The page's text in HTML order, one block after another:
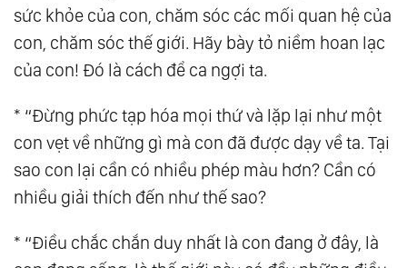
96.Chân Ái
97.Thượng Đế Muôn Màu
98.Tùy Duyên
Bản Chất Của Sự Sống
100.Viết Về Cái Không
101.
Cuộc Đại Khủng Hoảng
102.Cuộc Đối Thoại Giữa Thiện Và Ác
104. Thế Giới Này Vốn Không Tồn Tại Bóng
sức khỏe của con, chăm sóc các mối quan hệ của
con, chăm sóc thế giới. Hãy bày tỏ niềm hoan lạc
của con! Đó là cách để ca ngợi ta.
* “Đừng phức tạp hóa mọi thứ và lặp lại như một
con vẹt về những gì mà con đã được dạy về ta. Tại
sao con lại cần có nhiều phép màu hơn? Cần có
nhiều giải thích đến như thế sao?
* “Điều chắc chắn duy nhất là con đang ở đây, là